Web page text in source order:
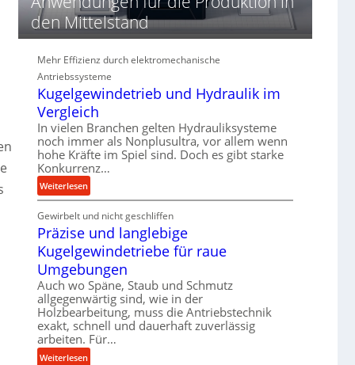
d
i
e
r
f
o
r
m
a
n
c
e
b
e
m
D
r
ü
c
p
den Mittelstand
Mehr Effizienz durch elektromechanische
Antriebssysteme
Kugelgewindetrieb und Hydraulik im
Vergleich
In vielen Branchen gelten Hydrauliksysteme
noch immer als Nonplusultra, vor allem wenn
hohe Kräfte im Spiel sind. Doch es gibt starke
Konkurrenz…
Weiterlesen:
K
u
g
l
g
e
w
i
n
d
Gewirbelt und nicht geschliffen
Präzise und langlebige
Kugelgewindetriebe für raue
Umgebungen
Auch wo Späne, Staub und Schmutz
allgegenwärtig sind, wie in der
Holzbearbeitung, muss die Antriebstechnik
exakt, schnell und dauerhaft zuverlässig
arbeiten. Für…
Weiterlesen: